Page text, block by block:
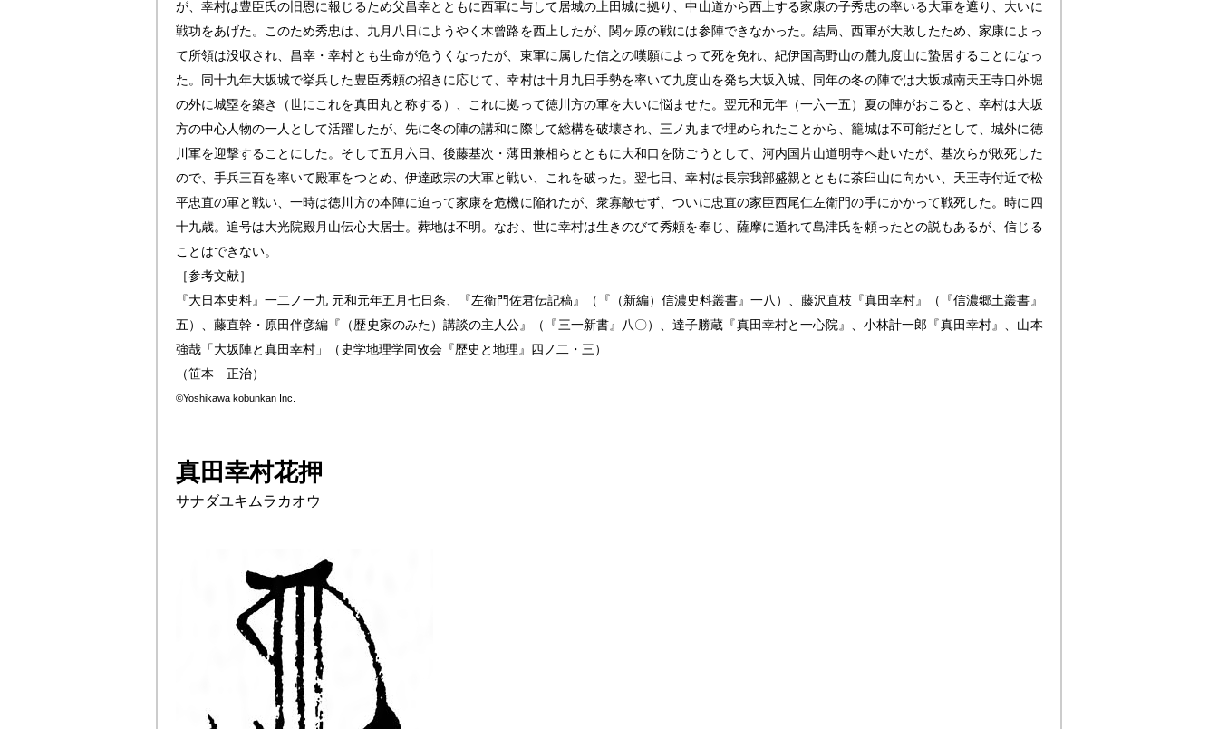
が、幸村は豊臣氏の旧恩に報じるため父昌幸とともに西軍に与して居城の上田城に拠り、中山道から西上する家康の子秀忠の率いる大軍を遮り、大いに
戦功をあげた。このため秀忠は、九月八日にようやく木曾路を西上したが、関ヶ原の戦には参陣できなかった。結局、西軍が大敗したため、家康によっ
て所領は没収され、昌幸・幸村とも生命が危うくなったが、東軍に属した信之の嘆願によって死を免れ、紀伊国高野山の麓九度山に蟄居することになっ
た。同十九年大坂城で挙兵した豊臣秀頼の招きに応じて、幸村は十月九日手勢を率いて九度山を発ち大坂入城、同年の冬の陣では大坂城南天王寺口外堀
の外に城塁を築き（世にこれを真田丸と称する）、これに拠って徳川方の軍を大いに悩ませた。翌元和元年（一六一五）夏の陣がおこると、幸村は大坂
方の中心人物の一人として活躍したが、先に冬の陣の講和に際して総構を破壊され、三ノ丸まで埋められたことから、籠城は不可能だとして、城外に徳
川軍を迎撃することにした。そして五月六日、後藤基次・薄田兼相らとともに大和口を防ごうとして、河内国片山道明寺へ赴いたが、基次らが敗死した
ので、手兵三百を率いて殿軍をつとめ、伊達政宗の大軍と戦い、これを破った。翌七日、幸村は長宗我部盛親とともに茶臼山に向かい、天王寺付近で松
平忠直の軍と戦い、一時は徳川方の本陣に迫って家康を危機に陥れたが、衆寡敵せず、ついに忠直の家臣西尾仁左衛門の手にかかって戦死した。時に四
十九歳。追号は大光院殿月山伝心大居士。葬地は不明。なお、世に幸村は生きのびて秀頼を奉じ、薩摩に遁れて島津氏を頼ったとの説もあるが、信じる
ことはできない。
［参考文献］
『大日本史料』一二ノ一九 元和元年五月七日条、『左衛門佐君伝記稿』（『（新編）信濃史料叢書』一八）、藤沢直枝『真田幸村』（『信濃郷土叢書』
五）、藤直幹・原田伴彦編『（歴史家のみた）講談の主人公』（『三一新書』八〇）、達子勝蔵『真田幸村と一心院』、小林計一郎『真田幸村』、山本
強哉「大坂陣と真田幸村」（史学地理学同攷会『歴史と地理』四ノ二・三）
（笹本 正治）
©Yoshikawa kobunkan Inc.
真田幸村花押
サナダユキムラカオウ